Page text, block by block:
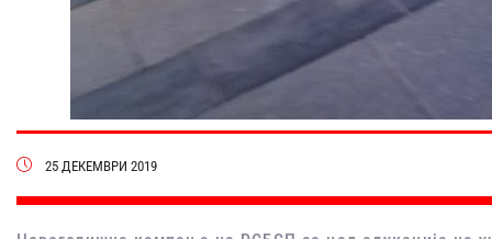
25 ДЕКЕМВРИ 2019